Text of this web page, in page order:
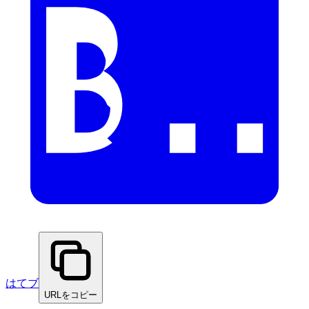
はてブ
URLをコピー